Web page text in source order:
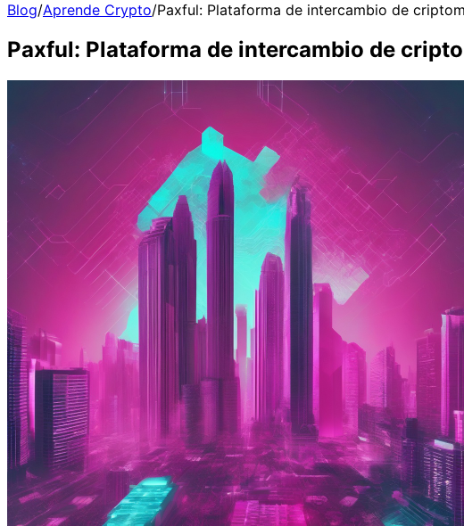
Blog/Aprende Crypto/Paxful: Plataforma de intercambio de
Paxful: Plataforma de intercambio de